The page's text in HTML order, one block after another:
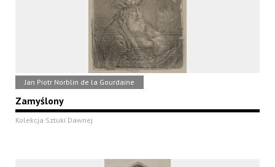
Jan Piotr Norblin de la Gourdaine
Zamyślony
Kolekcja Sztuki Dawnej